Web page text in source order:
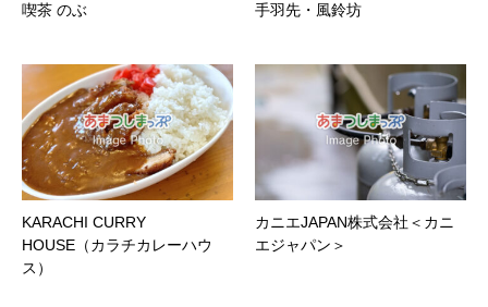
喫茶 のぶ 手羽先・風鈴坊
KARACHI CURRY
HOUSE（カラチカレーハウ
ス）
カニエJAPAN株式会社＜カニ
エジャパン＞